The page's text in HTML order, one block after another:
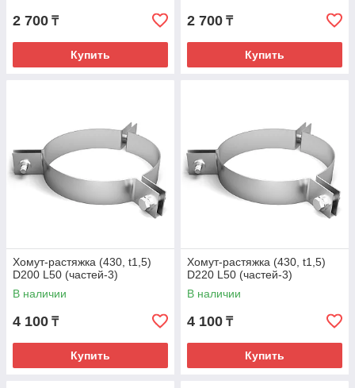
2 700 ₸
Купить
2 700 ₸
Купить
Хомут-растяжка (430, t1,5)
D200 L50 (частей-3)
В наличии
4 100 ₸
Купить
Хомут-растяжка (430, t1,5)
D220 L50 (частей-3)
В наличии
4 100 ₸
Купить